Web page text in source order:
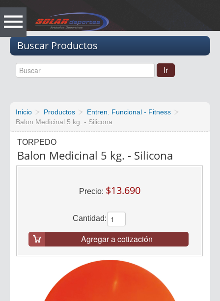
Buscar Productos
Inicio Productos
Entren. Funcional - Fitness
Balon Medicinal 5 kg. - Silicona
TORPEDO
Balon Medicinal 5 kg. - Silicona
Precio: $13.690
Cantidad:
Agregar a cotización